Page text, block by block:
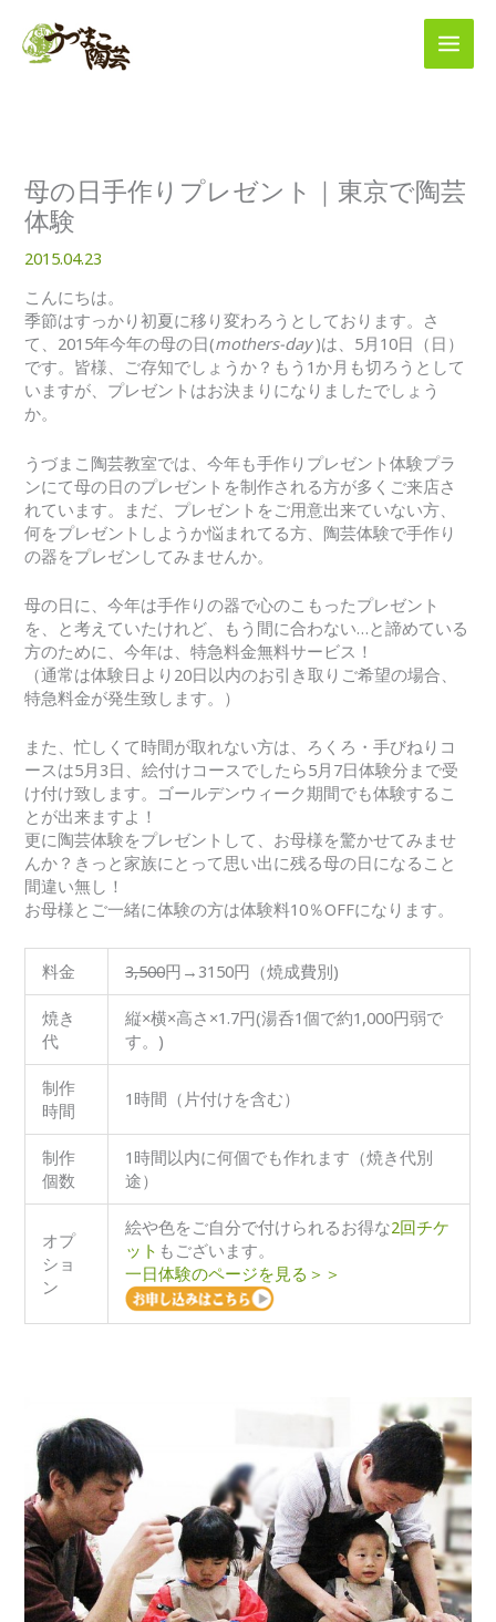
母の日手作りプレゼント｜東京で陶芸
体験
2015.04.23
こんにちは。
季節はすっかり初夏に移り変わろうとしております。さ
て、2015年今年の母の日(mothers-day)は、5月10日（日）
です。皆様、ご存知でしょうか？もう1か月も切ろうとして
いますが、プレゼントはお決まりになりましたでしょう
か。
うづまこ陶芸教室では、今年も手作りプレゼント体験プラ
ンにて母の日のプレゼントを制作される方が多くご来店さ
れています。まだ、プレゼントをご用意出来ていない方、
何をプレゼントしようか悩まれてる方、陶芸体験で手作り
の器をプレゼンしてみませんか。
母の日に、今年は手作りの器で心のこもったプレゼント
を、と考えていたけれど、もう間に合わない…と諦めている
方のために、今年は、特急料金無料サービス！
（通常は体験日より20日以内のお引き取りご希望の場合、
特急料金が発生致します。）
また、忙しくて時間が取れない方は、ろくろ・手びねりコ
ースは5月3日、絵付けコースでしたら5月7日体験分まで受
け付け致します。ゴールデンウィーク期間でも体験するこ
とが出来ますよ！
更に陶芸体験をプレゼントして、お母様を驚かせてみませ
んか？きっと家族にとって思い出に残る母の日になること
間違い無し！
お母様とご一緒に体験の方は体験料10％OFFになります。
料金 3,500円→3150円（焼成費別)
焼き
代
縦×横×高さ×1.7円(湯呑1個で約1,000円弱で
す。)
制作
時間
1時間（片付けを含む）
制作
個数
1時間以内に何個でも作れます（焼き代別
途）
オプ
ショ
ン
絵や色をご自分で付けられるお得な2回チケ
ット もございます。
一日体験のページを見る＞＞